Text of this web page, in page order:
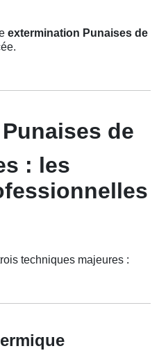
extermination Punaises de
de
: les
techniques majeures :